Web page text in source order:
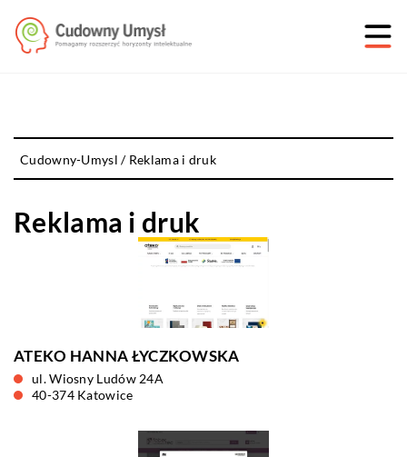
Cudowny-Umysl / Reklama i druk
Reklama i druk
ATEKO HANNA ŁYCZKOWSKA
ul. Wiosny Ludów 24A
40-374 Katowice